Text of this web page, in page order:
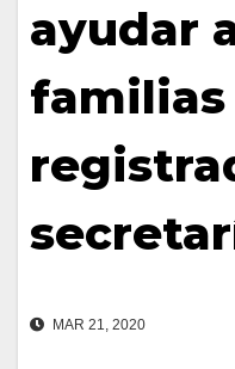
ayudar
familias
MAR 21, 2020